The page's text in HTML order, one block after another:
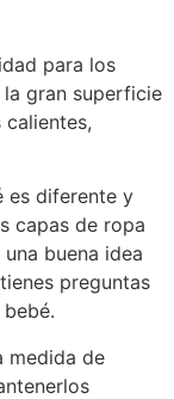
para los
gran superficie
calientes,
es diferente y
capas de ropa
buena idea
preguntas
medida de